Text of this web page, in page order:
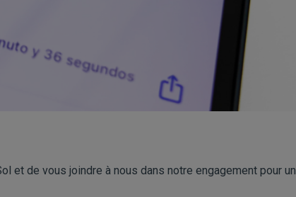
et de vous joindre à nous dans notre engagement pour un